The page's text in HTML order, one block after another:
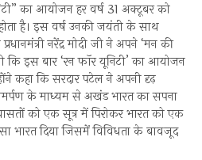
का आयोजन हर वर्ष 31 अक्टूबर को
है। इस वर्ष उनकी जयंती के साथ
नरेंद्र मोदी जी ने अपने ‘मन की
कि इस बार ‘रन फॉर यूनिटी’ का आयोजन
कहा कि सरदार पटेल ने अपनी दृढ़
के माध्यम से अखंड भारत का सपना
को एक सूत्र में पिरोकर भारत को एक
भारत दिया जिसमें विविधता के बावजूद